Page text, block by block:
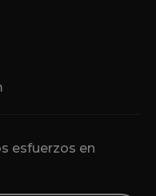
esfuerzos en